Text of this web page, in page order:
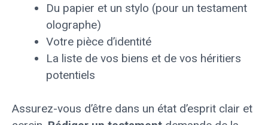
Du papier et un stylo (pour un testament
olographe)
Votre pièce d’identité
La liste de vos biens et de vos héritiers
potentiels
Assurez-vous d’être dans un état d’esprit clair et